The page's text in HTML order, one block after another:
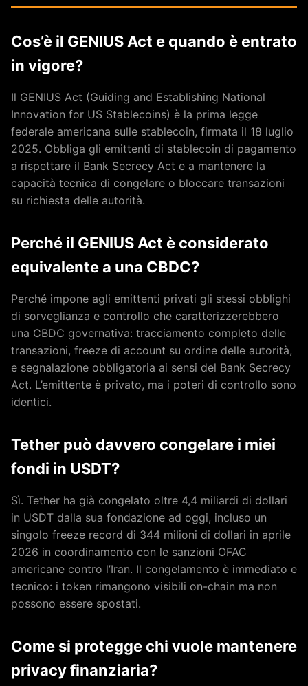
Cos’è il GENIUS Act e quando è entrato
in vigore?
Il GENIUS Act (Guiding and Establishing National
Innovation for US Stablecoins) è la prima legge
federale americana sulle stablecoin, firmata il 18 luglio
2025. Obbliga gli emittenti di stablecoin di pagamento
a rispettare il Bank Secrecy Act e a mantenere la
capacità tecnica di congelare o bloccare transazioni
su richiesta delle autorità.
Perché il GENIUS Act è considerato
equivalente a una CBDC?
Perché impone agli emittenti privati gli stessi obblighi
di sorveglianza e controllo che caratterizzerebbero
una CBDC governativa: tracciamento completo delle
transazioni, freeze di account su ordine delle autorità,
e segnalazione obbligatoria ai sensi del Bank Secrecy
Act. L’emittente è privato, ma i poteri di controllo sono
identici.
Tether può davvero congelare i miei
fondi in USDT?
Sì. Tether ha già congelato oltre 4,4 miliardi di dollari
in USDT dalla sua fondazione ad oggi, incluso un
singolo freeze record di 344 milioni di dollari in aprile
2026 in coordinamento con le sanzioni OFAC
americane contro l’Iran. Il congelamento è immediato e
tecnico: i token rimangono visibili on-chain ma non
possono essere spostati.
Come si protegge chi vuole mantenere
privacy finanziaria?